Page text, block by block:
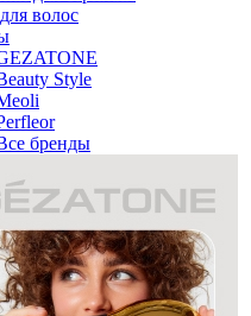
волос
Style
бренды